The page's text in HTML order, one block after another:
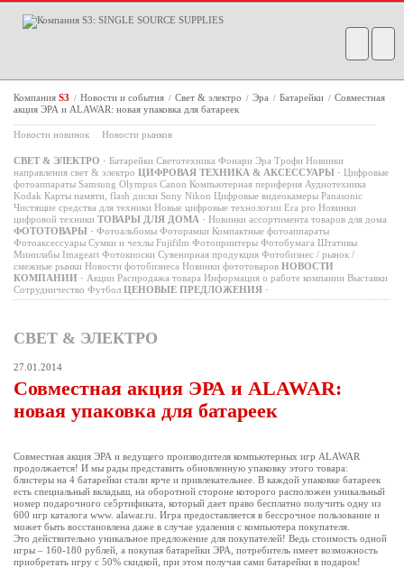
Компания S3 / Новости и события / Свет & электро / Эра / Батарейки / Совместная
акция ЭРА и ALAWAR: новая упаковка для батареек
Новости новинок Новости рынков
СВЕТ & ЭЛЕКТРО · Батарейки Светотехника Фонари Эра Трофи Новинки
направления свет & электро ЦИФРОВАЯ ТЕХНИКА & АКСЕССУАРЫ · Цифровые
фотоаппараты Samsung Olympus Canon Компьютерная периферия Аудиотехника
Kodak Карты памяти, flash диски Sony Nikon Цифровые видеокамеры Panasonic
Чистящие средства для техники Новые цифровые технологии Era pro Новинки
цифровой техники ТОВАРЫ ДЛЯ ДОМА · Новинки ассортимента товаров для дома
ФОТОТОВАРЫ · Фотоальбомы Фоторамки Компактные фотоаппараты
Фотоаксессуары Сумки и чехлы Fujifilm Фотопринтеры Фотобумага Штативы
Минилабы Imageart Фотокиоски Сувенирная продукция Фотобизнес / рынок /
смежные рынки Новости фотобизнеса Новинки фототоваров НОВОСТИ
КОМПАНИИ · Акции Распродажа товара Информация о работе компании Выставки
Сотрудничество Футбол ЦЕНОВЫЕ ПРЕДЛОЖЕНИЯ ·
СВЕТ & ЭЛЕКТРО
27.01.2014
Совместная акция ЭРА и ALAWAR:
новая упаковка для батареек
Совместная акция ЭРА и ведущего производителя компьютерных игр ALAWAR
продолжается! И мы рады представить обновленную упаковку этого товара:
блистеры на 4 батарейки стали ярче и привлекательнее. В каждой упаковке батареек
есть специальный вкладыш, на оборотной стороне которого расположен уникальный
номер подарочного се5ртификата, который дает право бесплатно получить одну из
600 игр каталога www. alawar.ru. Игра предоставляется в бессрочное пользование и
может быть восстановлена даже в случае удаления с компьютера покупателя.
Это действительно уникальное предложение для покупателей! Ведь стоимость одной
игры – 160-180 рублей, а покупая батарейки ЭРА, потребитель имеет возможность
приобретать игру с 50% скидкой, при этом получая сами батарейки в подарок!